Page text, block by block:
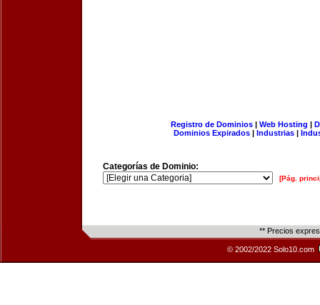
Registro de Dominios| Web Hosting |
Dominios Expirados | Industrias |
Categorías de Dominio:
[Pág.
** Precios
© 2002/2022 Solo10.com